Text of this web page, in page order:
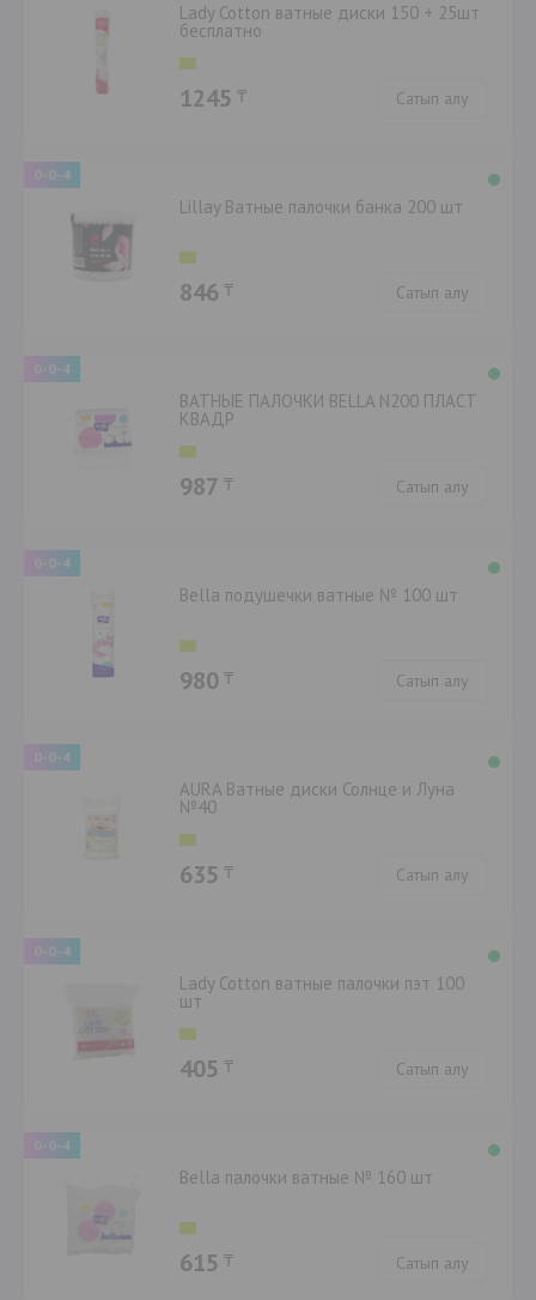
Lady Cotton ватные диски 150 + 25шт
бесплатно
1245 ₸ Сатып алу
0-0-4
Lillay Ватные палочки банка 200 шт
846 ₸ Сатып алу
0-0-4
ВАТНЫЕ ПАЛОЧКИ BELLA N200 ПЛАСТ
КВАДР
987 ₸ Сатып алу
0-0-4
Bella подушечки ватные № 100 шт
980 ₸ Сатып алу
0-0-4
AURA Ватные диски Солнце и Луна
№40
635 ₸ Сатып алу
0-0-4
Lady Cotton ватные палочки пэт 100
шт
405 ₸ Сатып алу
0-0-4
Bella палочки ватные № 160 шт
615 ₸ Сатып алу